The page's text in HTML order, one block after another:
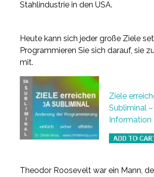
Stahlindustrie in den USA.
Heute kann sich jeder große Ziele
Programmieren Sie sich darauf, sie
mit.
Ziele
Subliminal
Information
Theodor Roosevelt war ein Mann,